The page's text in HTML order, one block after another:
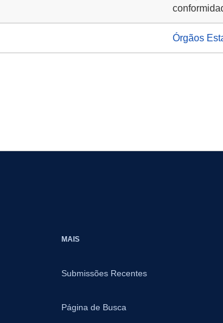
Órgãos
MAIS
Submissões Recentes
Página de Busca